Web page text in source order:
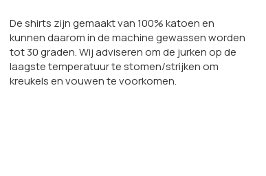
De shirts zijn gemaakt van 100% katoen en
kunnen daarom in de machine gewassen worden
tot 30 graden. Wij adviseren om de jurken op de
laagste temperatuur te stomen/strijken om
kreukels en vouwen te voorkomen.